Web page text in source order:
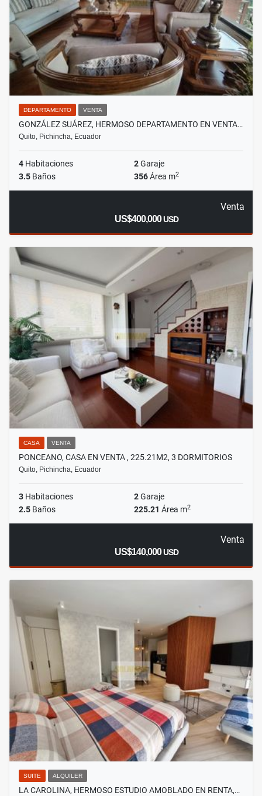
DEPARTAMENTO VENTA
GONZÁLEZ SUÁREZ, HERMOSO DEPARTAMENTO EN VENTA…
Quito, Pichincha, Ecuador
4 Habitaciones 2Garaje
3.5 Baños 356Área m2
Venta
US$400,000USD
CASA VENTA
PONCEANO, CASA EN VENTA , 225.21M2, 3 DORMITORIOS
Quito, Pichincha, Ecuador
3 Habitaciones 2Garaje
2.5 Baños 225.21 Área m2
Venta
US$140,000USD
SUITE ALQUILER
LA CAROLINA, HERMOSO ESTUDIO AMOBLADO EN RENTA,…